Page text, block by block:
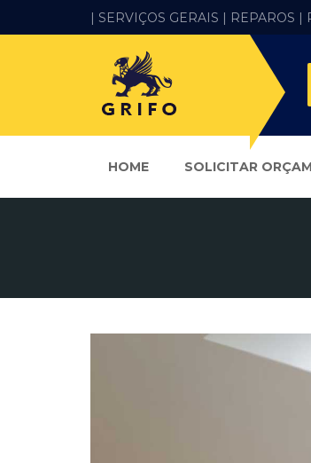
| SERVIÇOS GERAIS | REPAROS |
HOME SOLICITAR